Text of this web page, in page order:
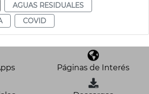
AGUAS RESIDUALES
COVID
Páginas de Interés